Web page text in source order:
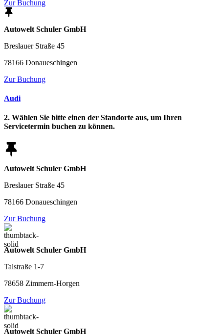
Zur Buchung
Autowelt Schuler GmbH
Breslauer Straße 45
78166 Donaueschingen
Zur Buchung
Audi
2. Wählen Sie bitte einen der Standorte aus, um Ihren
Servicetermin buchen zu können.
Autowelt Schuler GmbH
Breslauer Straße 45
78166 Donaueschingen
Zur Buchung
Autowelt Schuler GmbH
Talstraße 1-7
78658 Zimmern-Horgen
Zur Buchung
Autowelt Schuler GmbH